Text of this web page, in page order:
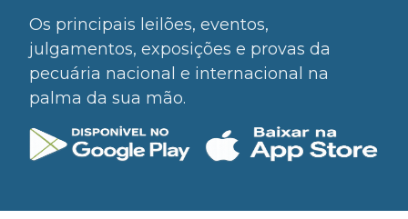
Os principais leilões, eventos,
julgamentos, exposições e provas da
pecuária nacional e internacional na
palma da sua mão.